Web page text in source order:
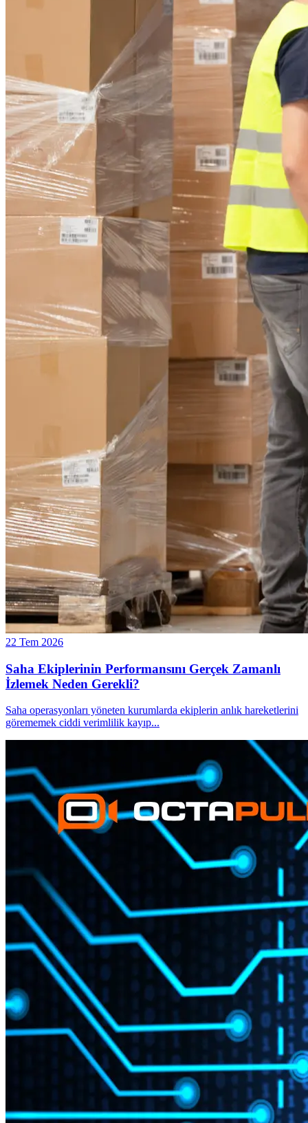
22 Tem 2026
Saha Ekiplerinin Performansını Gerçek Zamanlı
İzlemek Neden Gerekli?
Saha operasyonları yöneten kurumlarda ekiplerin anlık hareketlerini
görememek ciddi verimlilik kayıp...